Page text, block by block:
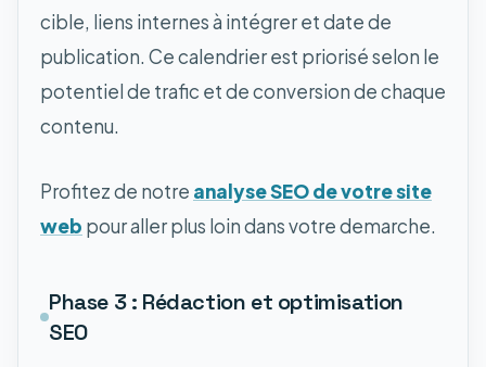
cible, liens internes à intégrer et date de
publication. Ce calendrier est priorisé selon le
potentiel de trafic et de conversion de chaque
contenu.
Profitez de notre analyse SEO de votre site
web pour aller plus loin dans votre demarche.
Phase 3 : Rédaction et optimisation
SEO